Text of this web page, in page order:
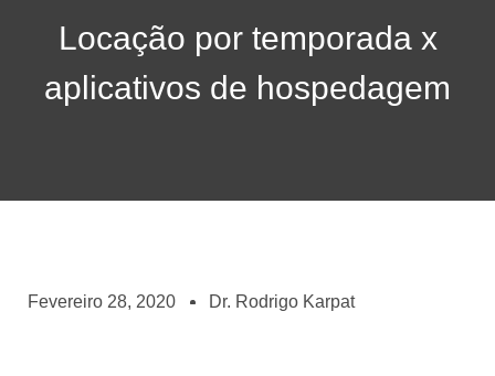
Locação por temporada x
aplicativos de hospedagem
Fevereiro 28, 2020 Dr. Rodrigo Karpat